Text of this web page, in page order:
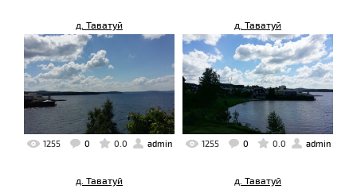
д. Таватуй
1255 0 0.0 admin
д. Таватуй
1255 0 0.0 admin
д. Таватуй д. Таватуй